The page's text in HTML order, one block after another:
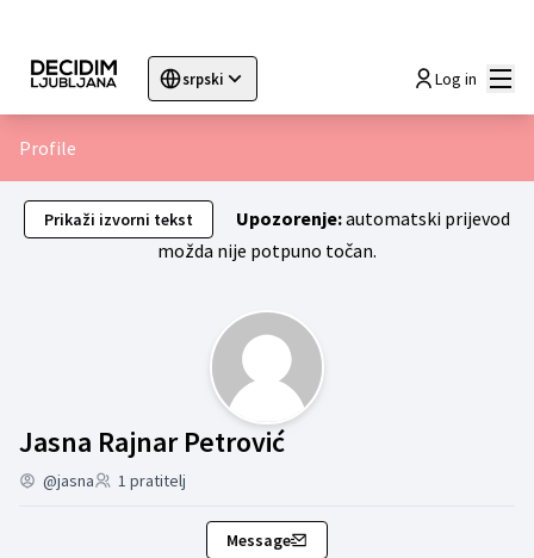
srpski
Sprache wählen Choisir la langue
Log in
Profile
Prikaži izvorni tekst Upozorenje:automatski prijevod
možda nije potpuno točan.
Jasna Rajnar PetrovićMoja aktivnost
@jasna 1 pratitelj
Message